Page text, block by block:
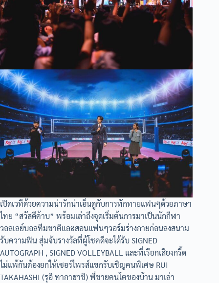
เปิดเวทีด้วยความน่ารักน่าเอ็นดูกับการทักทายแฟนๆด้วยภาษา
ไทย “สวัสดีค้าบ” พร้อมเล่าถึงจุดเริ่มต้นการมาเป็นนักกีฬา
วอลเลย์บอลทีมชาติและสอนแฟนๆวอร์มร่างกายก่อนลงสนาม
รับความฟิน สุ่มจับรางวัลที่ผู้โชคดีจะได้รับ SIGNED
AUTOGRAPH , SIGNED VOLLEYBALL และที่เรียกเสียงกรี้ด
ไม่แพ้กันต้องยกให้เซอร์ไพรส์แขกรับเชิญคนพิเศษ RUI
TAKAHASHI (รุอิ ทากาฮาชิ) พี่ชายคนโตของบ้าน มาเล่า